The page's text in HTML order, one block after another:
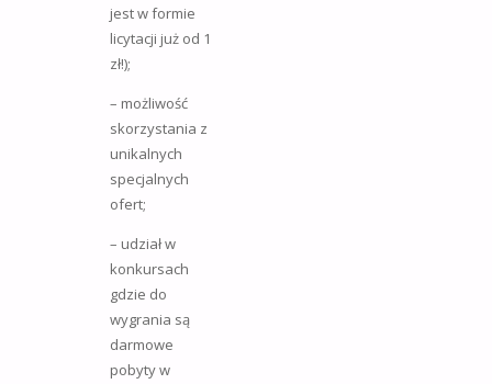
jest w formie
licytacji już od 1
zł!);
– możliwość
skorzystania z
unikalnych
specjalnych
ofert;
– udział w
konkursach
gdzie do
wygrania są
darmowe
pobyty w